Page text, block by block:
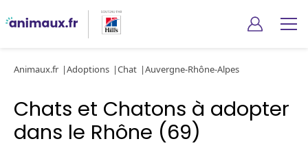
Animaux.fr Adoptions Chat Auvergne-Rhône-Alpes
Chats et Chatons à adopter
dans le Rhône (69)